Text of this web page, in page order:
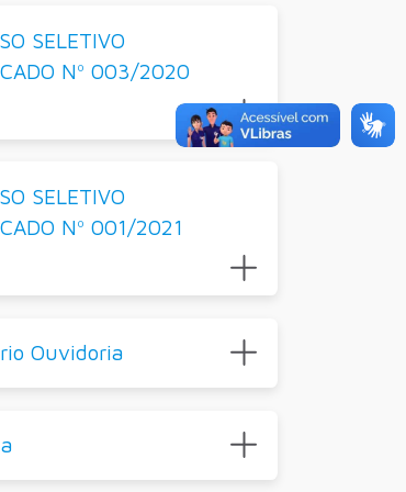
SELETIVO
Nº 003/2020
SELETIVO
Nº 001/2021
Ouvidoria